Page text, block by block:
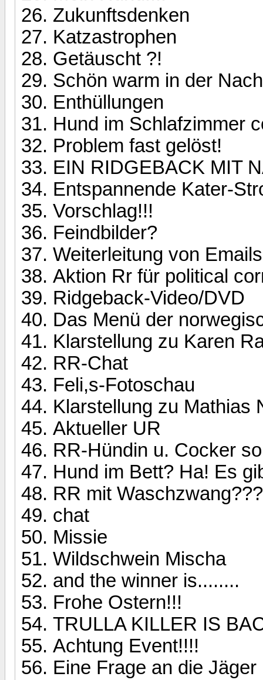
Zukunftsdenken
Katzastrophen
Getäuscht ?!
Schön warm in der
Enthüllungen
Hund im Schlafzimmer
Problem fast gelöst!
EIN RIDGEBACK MIT
Entspannende Kater-
Vorschlag!!!
Feindbilder?
Weiterleitung von Emails
Aktion Rr für political
Ridgeback-Video/DVD
Das Menü der
Klarstellung zu Karen
RR-Chat
Feli,s-Fotoschau
Klarstellung zu Mathias
Aktueller UR
RR-Hündin u. Cocker
Hund im Bett? Ha! Es
RR mit
chat
Missie
Wildschwein Mischa
and the winner is........
Frohe Ostern!!!
TRULLA KILLER IS
Achtung Event!!!!
Eine Frage an die